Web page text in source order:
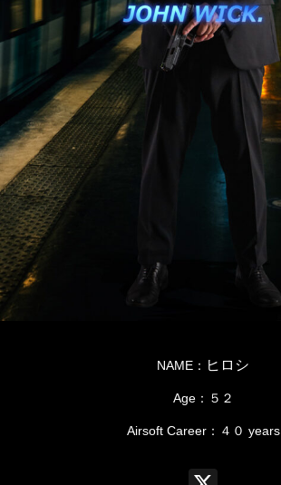
NAME： ヒロシ
Age：５２
Airsoft Career：４０ years